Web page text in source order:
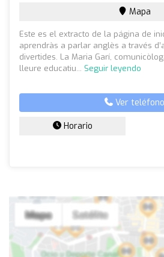
Mapa
Este es el extracto de la página de
aprendràs a parlar anglès a través
divertides. La Maria Garí,
lleure educatiu... Seguir leyendo
Ver teléfono
Horario